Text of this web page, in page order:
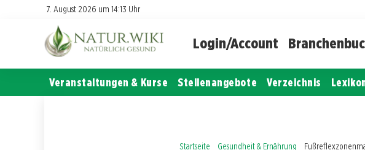
7. August 2026 um 14:13 Uhr
Login/Account
Veranstaltungen & Kurse Stellenangebote Verzeichnis
Startseite Gesundheit & Ernährung